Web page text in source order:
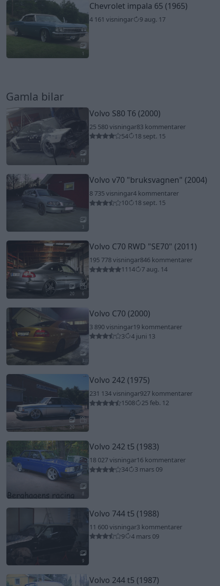
1
Chevrolet impala 65 (1965)
4 161 visningar 9 aug. 17
Gamla bilar
18
Volvo S80 T6 (2000)
25 580 visningar83 kommentarer
54
18 sept. 15
3
Volvo v70 "bruksvagnen" (2004)
8 735 visningar4 kommentarer
10
18 sept. 15
20 6
Volvo C70 RWD "SE70" (2011)
195 778 visningar846 kommentarer
1114
7 aug. 14
3
Volvo C70 (2000)
3 890 visningar19 kommentarer
3
4 juni 13
20 1
Volvo 242 (1975)
231 134 visningar927 kommentarer
1508
25 feb. 12
8
Volvo 242 t5 (1983)
18 027 visningar16 kommentarer
34
3 mars 09
9
Volvo 744 t5 (1988)
11 600 visningar3 kommentarer
9
4 mars 09
Volvo 244 t5 (1987)